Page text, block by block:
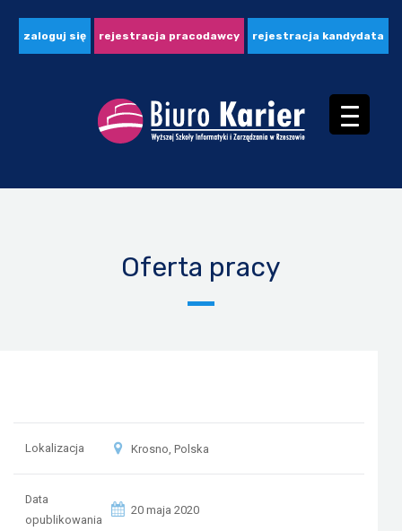
zaloguj się rejestracja pracodawcy rejestracja kandydata
Oferta pracy
Lokalizacja Krosno, Polska
Data
opublikowania
20 maja 2020